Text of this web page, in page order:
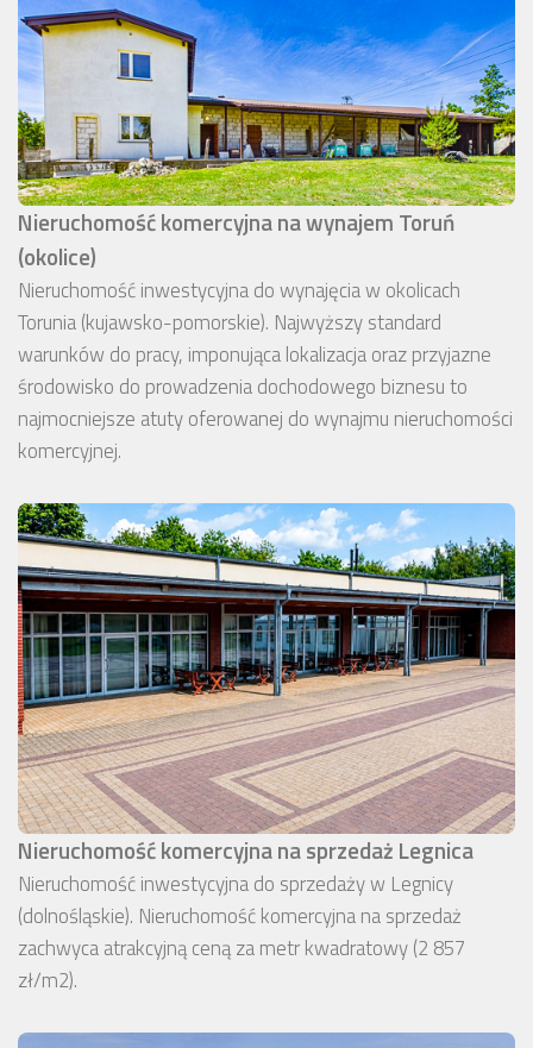
Nieruchomość komercyjna na wynajem Toruń
(okolice)
Nieruchomość inwestycyjna do wynajęcia w okolicach
Torunia (kujawsko-pomorskie). Najwyższy standard
warunków do pracy, imponująca lokalizacja oraz przyjazne
środowisko do prowadzenia dochodowego biznesu to
najmocniejsze atuty oferowanej do wynajmu nieruchomości
komercyjnej.
Nieruchomość komercyjna na sprzedaż Legnica
Nieruchomość inwestycyjna do sprzedaży w Legnicy
(dolnośląskie). Nieruchomość komercyjna na sprzedaż
zachwyca atrakcyjną ceną za metr kwadratowy (2 857
zł/m2).